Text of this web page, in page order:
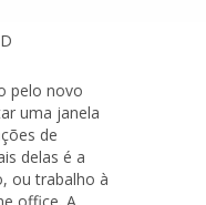
pelo novo
uma janela
de
delas é a
ou trabalho à